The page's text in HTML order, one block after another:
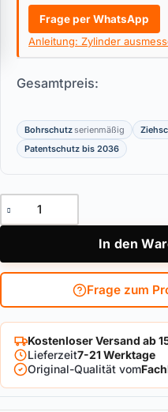
Frage per WhatsApp
Anleitung: Zylinder
Gesamtpreis:
Bohrschutzserienmäßig
Patentschutz bis 2036
Halbzylinder DOM ix Twinstar
In den
Frage zum
Kostenloser Versand ab
Lieferzeit7-21 Werktage
Original-Qualität vom